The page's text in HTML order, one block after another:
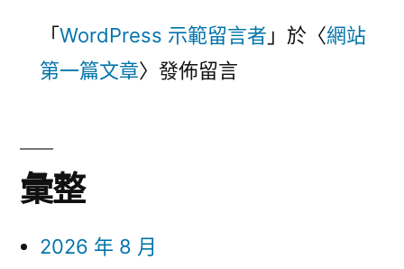
「 WordPress 示範留言者 」於〈網站
第一篇文章〉發佈留言
彙整
2026 年 8 月